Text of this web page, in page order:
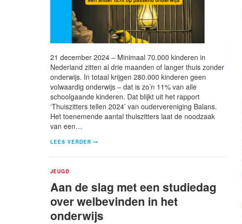
21 december 2024 – Minimaal 70.000 kinderen in
Nederland zitten al drie maanden of langer thuis zonder
onderwijs. In totaal krijgen 280.000 kinderen geen
volwaardig onderwijs – dat is zo’n 11% van alle
schoolgaande kinderen. Dat blijkt uit het rapport
‘Thuiszitters tellen 2024’ van oudervereniging Balans.
Het toenemende aantal thuiszitters laat de noodzaak
van een…
LEES VERDER
JEUGD
Aan de slag met een studiedag
over welbevinden in het
onderwijs